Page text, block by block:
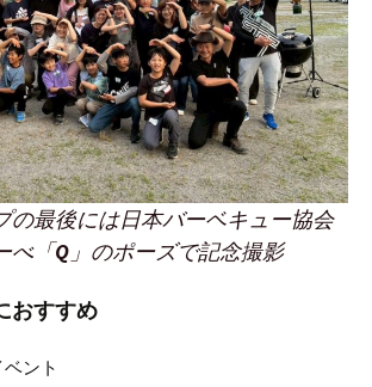
の最後には日本バーベキュー協会
べ「Q 」のポーズで記念撮影
おすすめ
ント